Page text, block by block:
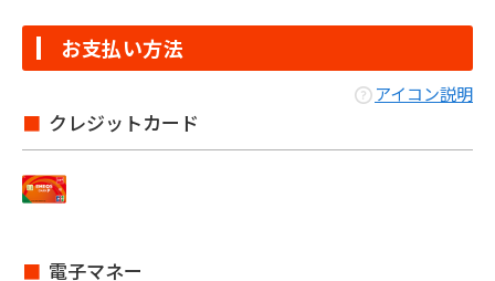
お支払い方法
アイコン説明
クレジットカード
電子マネー